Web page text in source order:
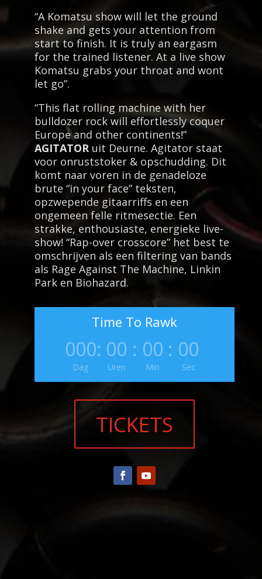
“A Komatsu show will let the ground
shake and gets your attention from
start to finish. It is truly an eargasm
for the trained listener. At a live show
Komatsu grabs your throat and wont
let go”.
“This flat rolling machine with her
bulldozer rock will effortlessly coquer
Europe and other continents!”
AGITATORuit Deurne. Agitator staat
voor onruststoker & opschudding. Dit
komt naar voren in de genadeloze
brute “in your face” teksten,
opzwepende gitaarriffs en een
ongemeen felle ritmesectie. Een
strakke, enthousiaste, energieke live-
show! “Rap-over crosscore” het best te
omschrijven als een filtering van bands
als Rage Against The Machine, Linkin
Park en Biohazard.
Time To Rawk
000
Dag
: 00
Uren
: 00
Min
: 00
Sec
TICKETS